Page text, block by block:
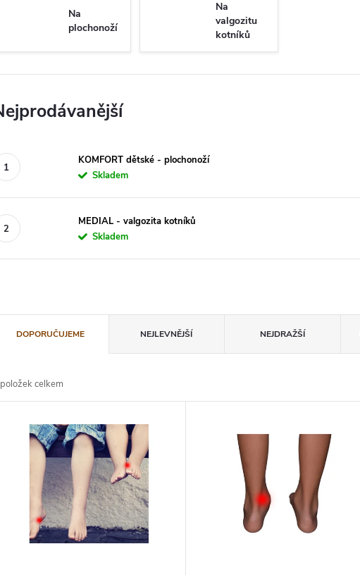
Na
plochonoží
Na
valgozitu
kotníků
KOMFORT dětské - plochonoží
Skladem
MEDIAL - valgozita kotníků
Skladem
DOPORUČUJEME NEJLEVNĚJŠÍ NEJDRAŽŠÍ
položek celkem